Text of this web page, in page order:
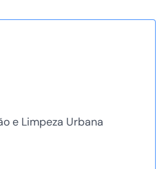
e Limpeza Urbana